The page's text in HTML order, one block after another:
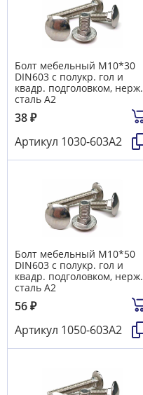
Болт мебельный М10*30
DIN603 с полукр. гол и
квадр. подголовком, нерж.
сталь А2
38₽
Артикул 1030-603А2
Болт мебельный М10*50
DIN603 с полукр. гол и
квадр. подголовком, нерж.
сталь А2
56₽
Артикул 1050-603А2